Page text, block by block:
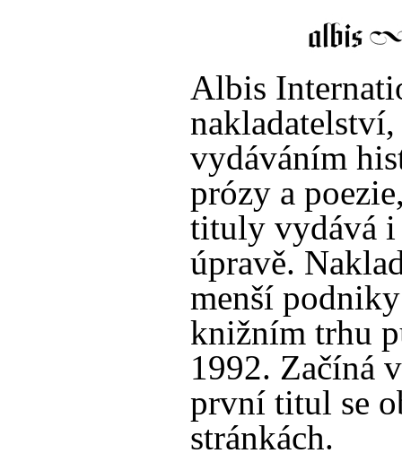
Albis
vydáváním
prózy a
tituly vydává
úpravě.
menší
knižním trhu
1992. Začíná
první titul se
stránkách.